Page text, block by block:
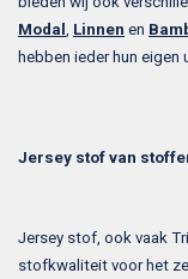
Modal
Linnen en
hebben ieder hun eigen
Jersey stof van
Jersey stof, ook vaak
stofkwaliteit voor het